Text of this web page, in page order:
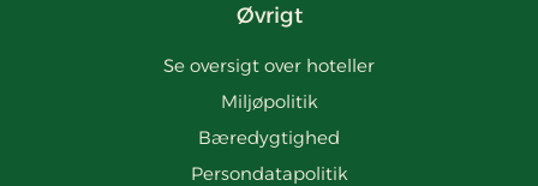
Øvrigt
Se oversigt over hoteller
Miljøpolitik
Bæredygtighed
Persondatapolitik